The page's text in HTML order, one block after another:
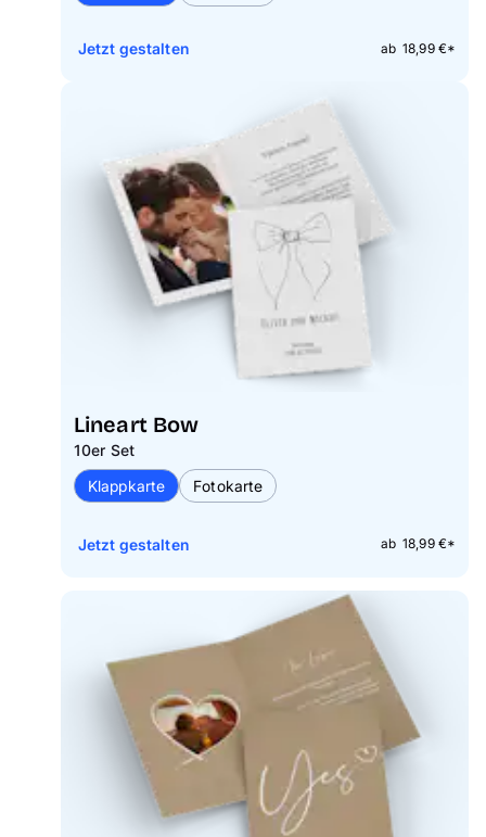
ab 18,99 €*
Jetzt gestalten
Lineart Bow
10er Set
Klappkarte
Fotokarte
ab 18,99 €*
Jetzt gestalten